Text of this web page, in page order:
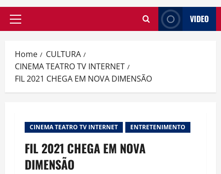
Primary
VIDEO
Home
CULTURA
CINEMA TEATRO TV INTERNET
FIL 2021 CHEGA EM NOVA DIMENSÃO
CINEMA TEATRO TV INTERNET ENTRETENIMENTO
FIL 2021 CHEGA EM NOVA
DIMENSÃO